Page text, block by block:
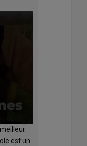
est un